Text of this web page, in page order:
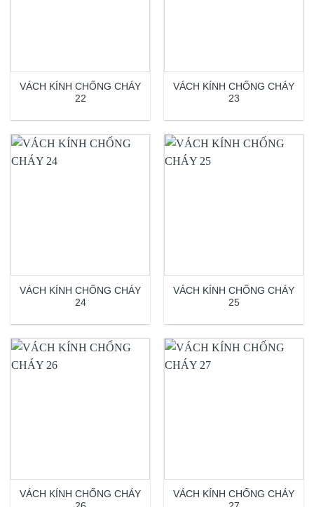
VÁCH KÍNH CHỐNG CHÁY
22
VÁCH KÍNH CHỐNG CHÁY
23
VÁCH KÍNH CHỐNG CHÁY
24
VÁCH KÍNH CHỐNG CHÁY
25
VÁCH KÍNH CHỐNG CHÁY
VÁCH KÍNH CHỐNG CHÁY